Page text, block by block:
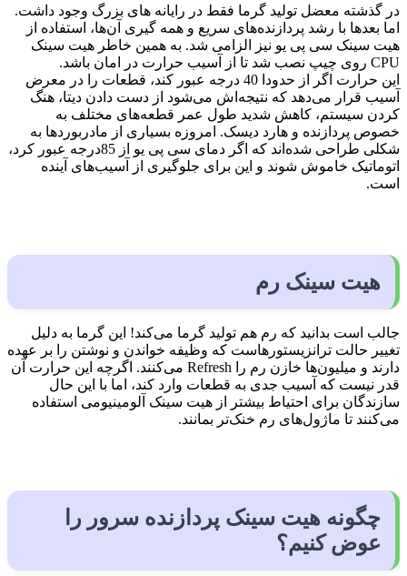
در گذشته معضل تولید گرما فقط در رایانه های بزرگ وجود داشت.
اما بعدها با رشد پردازنده‌های سریع و همه گیری آن‌ها، استفاده از
هیت سینک سی پی یو نیز الزامی شد. به همین خاطر هیت سینک
CPU روی چیپ نصب شد تا از آسیب حرارت در امان باشد.
این حرارت اگر از حدودا 40 درجه عبور کند، قطعات را در معرض
آسیب قرار می‌دهد که نتیجه‌اش می‌شود از دست دادن دیتا، هنگ
کردن سیستم، کاهش شدید طول عمر قطعه‌های مختلف به
خصوص پردازنده و هارد دیسک. امروزه بسیاری از مادربوردها به
شکلی طراحی شده‌اند که اگر دمای سی پی یو از 85درجه عبور کرد،
اتوماتیک خاموش شوند و این برای جلوگیری از آسیب‌های آینده
است.
هیت سینک رم
جالب است بدانید که رم هم تولید گرما می‌کند! این گرما به دلیل
تغییر حالت ترانزیستورهاست که وظیفه خواندن و نوشتن را بر عهده
دارند و میلیون‌ها خازن رم را Refresh می‌کنند. اگرچه این حرارت آن
قدر نیست که آسیب جدی به قطعات وارد کند، اما با این حال
سازندگان برای احتیاط بیشتر از هیت سینک آلومینیومی استفاده
می‌کنند تا ماژول‌های رم خنک‌تر بمانند.
چگونه هیت سینک پردازنده سرور را
عوض کنیم؟